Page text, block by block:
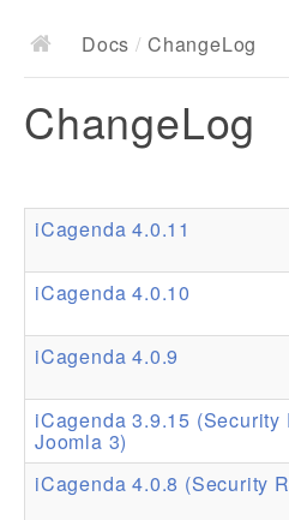
Docs
Documentation
Ressources
Addons
Theme Packs
Support
Forum
Docs / ChangeLog
ChangeLog
iCagenda 4.0.11
iCagenda 4.0.10
iCagenda 4.0.9
iCagenda 3.9.15 (Security
Joomla 3)
iCagenda 4.0.8 (Security